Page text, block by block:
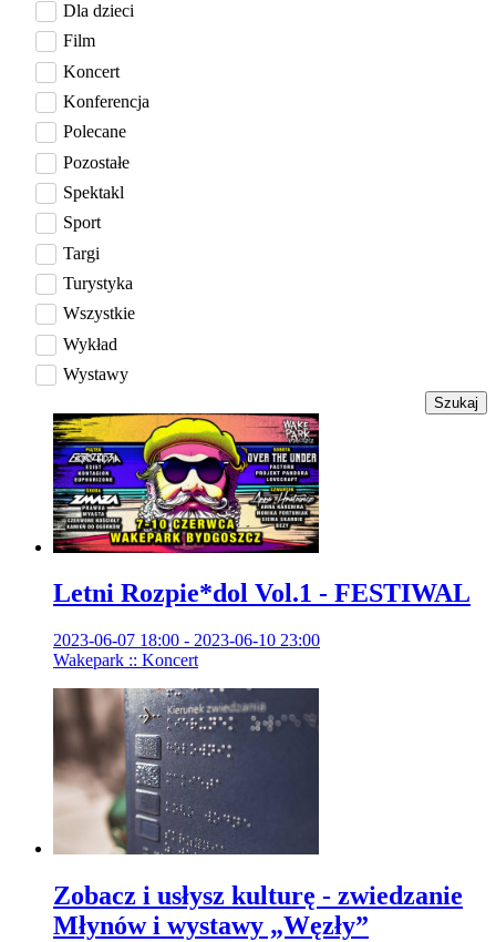
Dla dzieci
Film
Koncert
Konferencja
Polecane
Pozostałe
Spektakl
Sport
Targi
Turystyka
Wszystkie
Wykład
Wystawy
Szukaj
Letni Rozpie*dol Vol.1 - FESTIWAL
2023-06-07 18:00 - 2023-06-10 23:00
Wakepark :: Koncert
Zobacz i usłysz kulturę - zwiedzanie
Młynów i wystawy „Węzły”